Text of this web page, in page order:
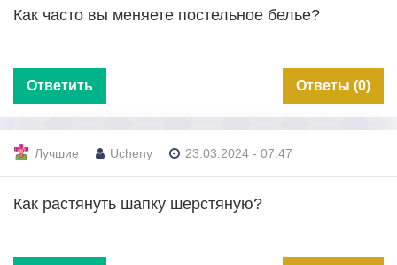
Как часто вы меняете постельное белье?
Ответить Ответы (0)
Лучшие Ucheny 23.03.2024 - 07:47
Как растянуть шапку шерстяную?